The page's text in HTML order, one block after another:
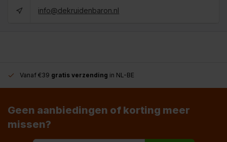
info@dekruidenbaron.nl
Vanaf €39 gratis verzending in NL-BE
Geen aanbiedingen of korting meer
missen?